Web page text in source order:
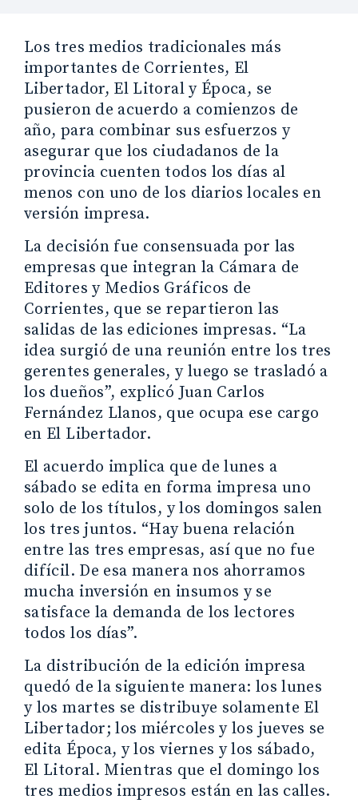
Los tres medios tradicionales más
importantes de Corrientes, El
Libertador, El Litoral y Época, se
pusieron de acuerdo a comienzos de
año, para combinar sus esfuerzos y
asegurar que los ciudadanos de la
provincia cuenten todos los días al
menos con uno de los diarios locales en
versión impresa.
La decisión fue consensuada por las
empresas que integran la Cámara de
Editores y Medios Gráficos de
Corrientes, que se repartieron las
salidas de las ediciones impresas. “La
idea surgió de una reunión entre los tres
gerentes generales, y luego se trasladó a
los dueños”, explicó Juan Carlos
Fernández Llanos, que ocupa ese cargo
en El Libertador.
El acuerdo implica que de lunes a
sábado se edita en forma impresa uno
solo de los títulos, y los domingos salen
los tres juntos. “Hay buena relación
entre las tres empresas, así que no fue
difícil. De esa manera nos ahorramos
mucha inversión en insumos y se
satisface la demanda de los lectores
todos los días”.
La distribución de la edición impresa
quedó de la siguiente manera: los lunes
y los martes se distribuye solamente El
Libertador; los miércoles y los jueves se
edita Época, y los viernes y los sábado,
El Litoral. Mientras que el domingo los
tres medios impresos están en las calles.